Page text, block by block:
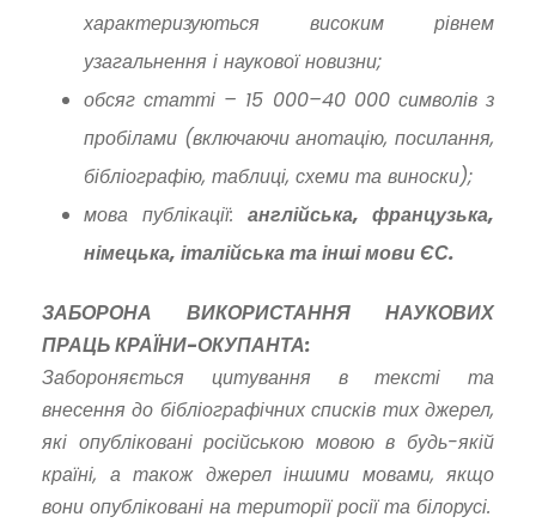
характеризуються високим рівнем
узагальнення і наукової новизни;
обсяг статті – 15 000–40 000 символів з
пробілами (включаючи анотацію, посилання,
бібліографію, таблиці, схеми та виноски);
мова публікації: англійська, французька,
німецька, італійська та інші мови ЄС.
ЗАБОРОНА ВИКОРИСТАННЯ НАУКОВИХ
ПРАЦЬ КРАЇНИ-ОКУПАНТА:
Забороняється цитування в тексті та
внесення до бібліографічних списків тих джерел,
які опубліковані російською мовою в будь-якій
країні, а також джерел іншими мовами, якщо
вони опубліковані на території росії та білорусі.